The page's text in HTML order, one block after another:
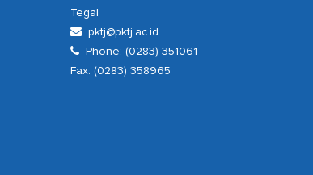
Tegal
pktj@pktj.ac.id
Phone: (0283) 351061
Fax: (0283) 358965